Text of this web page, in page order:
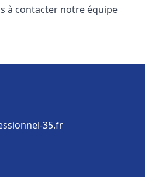
à contacter notre équipe
35.fr